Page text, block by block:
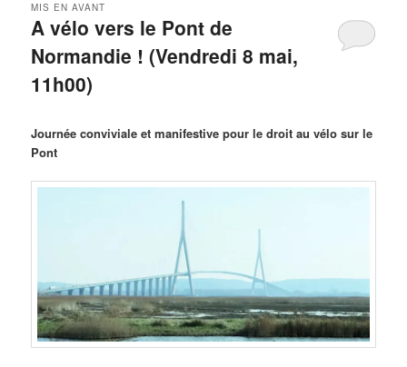
A vélo vers le Pont de
Normandie ! (Vendredi 8 mai,
11h00)
MIS EN AVANT
Journée conviviale et manifestive pour le droit au vélo sur le
Pont